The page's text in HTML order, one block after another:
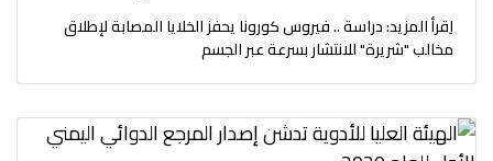
اِقرأ المزيد: دراسة .. فيروس كورونا يحفز الخلايا المصابة لإطلاق
مخالب "شريرة" للانتشار بسرعة عبر الجسم